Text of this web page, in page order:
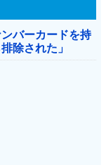
バーカードを持
除された」